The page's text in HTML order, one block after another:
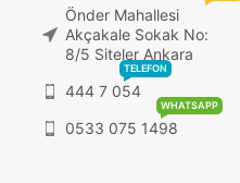
Önder Mahallesi
Akçakale Sokak No:
8/5 Siteler Ankara
444 7 054
TELEFON
0533 075 1498
WHATSAPP